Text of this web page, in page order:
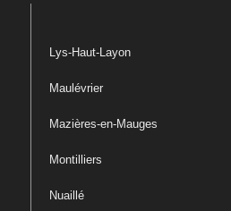
Lys-Haut-Layon
Maulévrier
Mazières-en-Mauges
Montilliers
Nuaillé